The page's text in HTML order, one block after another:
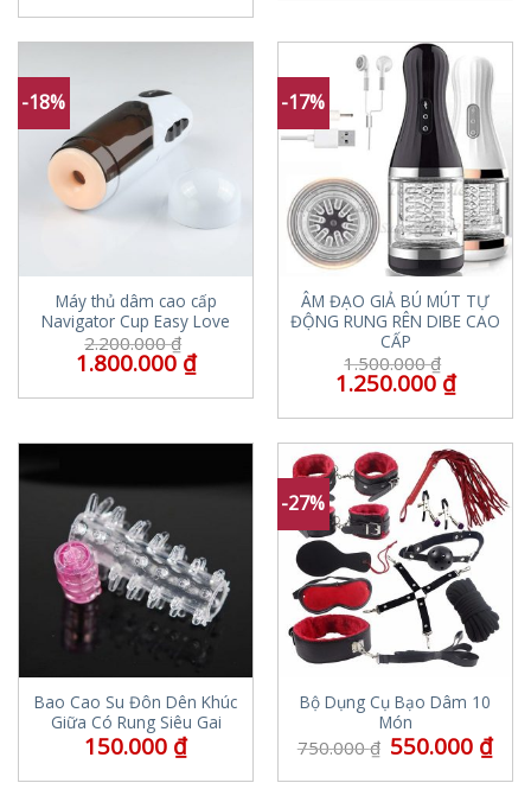
-18%
Máy thủ dâm cao cấp
Navigator Cup Easy Love
2.200.000₫
1.800.000₫
-17%
ÂM ĐẠO GIẢ BÚ MÚT TỰ
ĐỘNG RUNG RÊN DIBE CAO
CẤP
1.500.000₫
1.250.000₫
Bao Cao Su Đôn Dên Khúc
Giữa Có Rung Siêu Gai
150.000 ₫
-27%
Bộ Dụng Cụ Bạo Dâm 10
Món
750.000₫ 550.000 ₫